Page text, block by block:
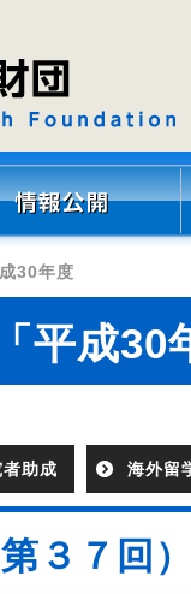
30年度
平成30
助成 海外留
３７回